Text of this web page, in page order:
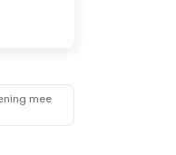
mee